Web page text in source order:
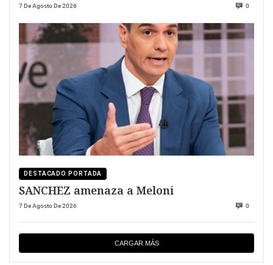
7 De Agosto De 2026 0
DESTACADO PORTADA
SANCHEZ amenaza a Meloni
7 De Agosto De 2026 0
CARGAR MÁS